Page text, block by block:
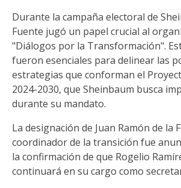
Durante la campaña electoral de
Fuente jugó un papel crucial al
"Diálogos por la Transformación".
fueron esenciales para delinear las
estrategias que conforman el
2024-2030, que Sheinbaum busca
durante su mandato.
La designación de Juan Ramón de la
coordinador de la transición fue
la confirmación de que Rogelio
continuará en su cargo como